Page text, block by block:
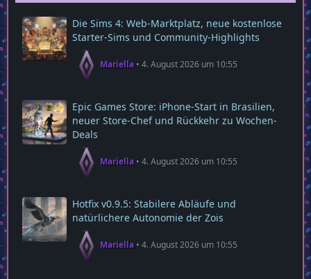
Die Sims 4: Web‑Marktplatz, neue kostenlose
Starter‑Sims und Community‑Highlights
Mariella 4. August 2026 um 10:55
Epic Games Store: iPhone-Start in Brasilien,
neuer Store-Chef und Rückkehr zu Wochen-
Deals
Mariella 4. August 2026 um 10:55
Hotfix v0.9.5: Stabilere Abläufe und
natürlichere Autonomie der Zois
Mariella 4. August 2026 um 10:55